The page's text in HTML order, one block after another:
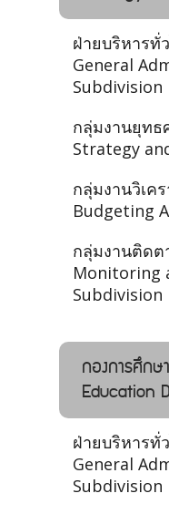
ฝ่ายบริหารทั่
General
Subdivision
กลุ่มงานยุทธ
Strategy
กลุ่มงานวิเค
Budgeting
กลุ่มงานติดต
Monitoring
Subdivision
กองการศึก
Education
ฝ่ายบริหารทั่
General
Subdivision